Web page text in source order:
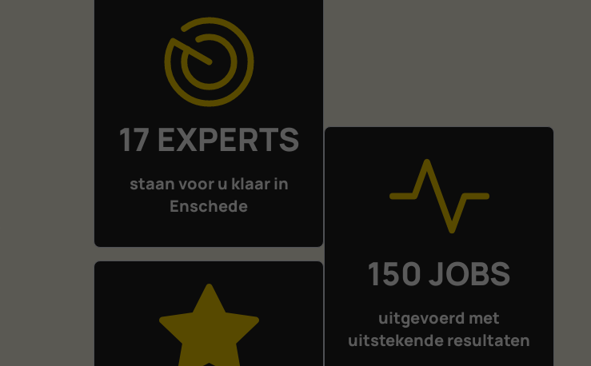
17 EXPERTS
staan voor u klaar in
Enschede
150 JOBS
uitgevoerd met
uitstekende resultaten